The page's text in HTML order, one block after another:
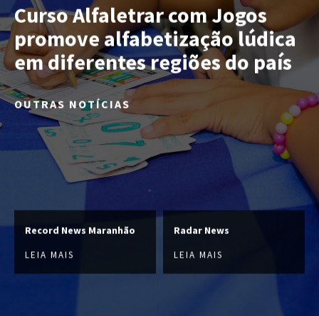
Curso Alfaletrar com Jogos
promove alfabetização lúdica
em diferentes regiões do país
OUTRAS NOTÍCIAS
Record News Maranhão
LEIA MAIS
Radar News
LEIA MAIS